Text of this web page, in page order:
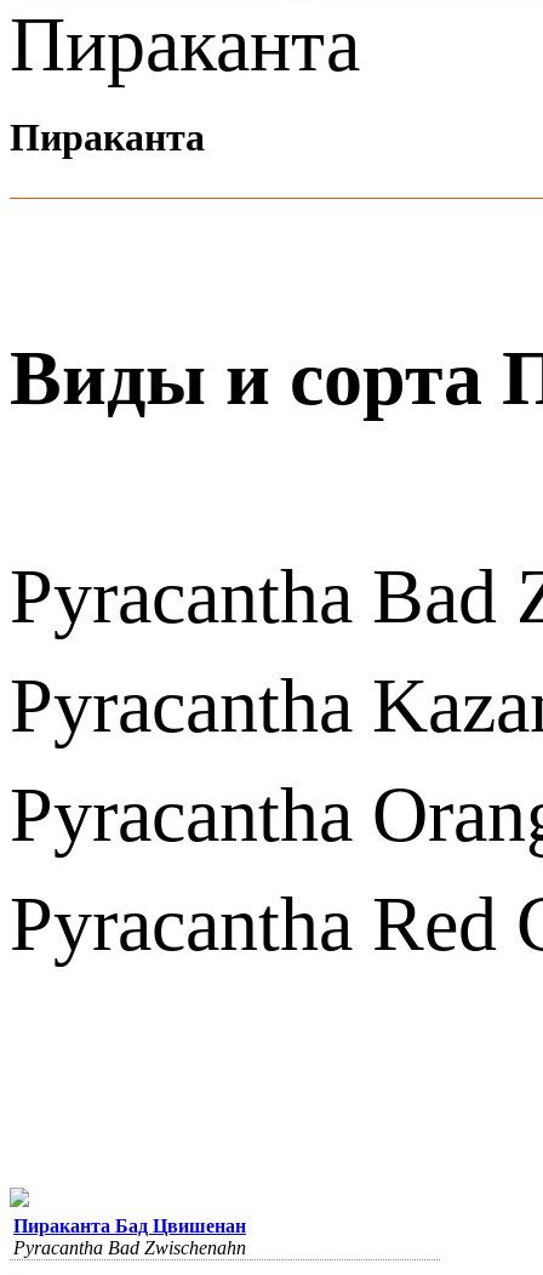
Пираканта
Пираканта
Виды и сорта
Pyracantha Bad
Pyracantha
Pyracantha
Pyracantha
Пираканта Бад Цвишенан
Pyracantha Bad Zwischenahn